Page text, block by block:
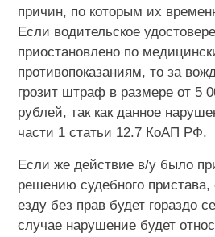
причин, по которым их
Если водительское
приостановлено по
противопоказаниям, то за
грозит штраф в размере от 5
рублей, так как данное
части 1 статьи 12.7 КоАП РФ.
Если же действие в/у было
решению судебного пристава,
езду без прав будет гораздо
случае нарушение будет